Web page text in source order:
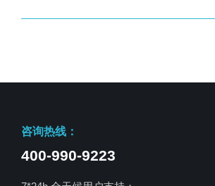
咨询热线：
400-990-9223